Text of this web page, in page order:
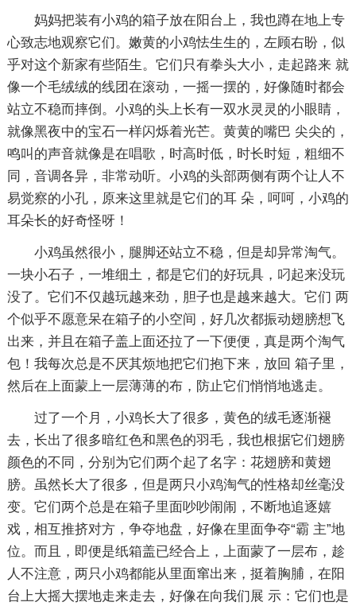
妈妈把装有小鸡的箱子放在阳台上，我也蹲在地上专
心致志地观察它们。嫩黄的小鸡怯生生的，左顾右盼，似
乎对这个新家有些陌生。它们只有拳头大小，走起路来 就
像一个毛绒绒的线团在滚动，一摇一摆的，好像随时都会
站立不稳而摔倒。小鸡的头上长有一双水灵灵的小眼睛，
就像黑夜中的宝石一样闪烁着光芒。黄黄的嘴巴 尖尖的，
鸣叫的声音就像是在唱歌，时高时低，时长时短，粗细不
同，音调各异，非常动听。小鸡的头部两侧有两个让人不
易觉察的小孔，原来这里就是它们的耳 朵，呵呵，小鸡的
耳朵长的好奇怪呀！
小鸡虽然很小，腿脚还站立不稳，但是却异常淘气。
一块小石子，一堆细土，都是它们的好玩具，叼起来没玩
没了。它们不仅越玩越来劲，胆子也是越来越大。它们 两
个似乎不愿意呆在箱子的小空间，好几次都振动翅膀想飞
出来，并且在箱子盖上面还拉了一下便便，真是两个淘气
包！我每次总是不厌其烦地把它们抱下来，放回 箱子里，
然后在上面蒙上一层薄薄的布，防止它们悄悄地逃走。
过了一个月，小鸡长大了很多，黄色的绒毛逐渐褪
去，长出了很多暗红色和黑色的羽毛，我也根据它们翅膀
颜色的不同，分别为它们两个起了名字：花翅膀和黄翅
膀。虽然长大了很多，但是两只小鸡淘气的性格却丝毫没
变。它们两个总是在箱子里面吵吵闹闹，不断地追逐嬉
戏，相互推挤对方，争夺地盘，好像在里面争夺“霸 主”地
位。而且，即便是纸箱盖已经合上，上面蒙了一层布，趁
人不注意，两只小鸡都能从里面窜出来，挺着胸脯，在阳
台上大摇大摆地走来走去，好像在向我们展 示：它们也是